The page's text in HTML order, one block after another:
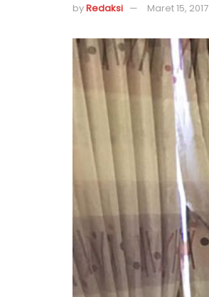
byRedaksi Maret 15, 2017